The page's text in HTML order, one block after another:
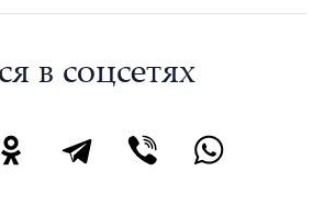
в соцсетях